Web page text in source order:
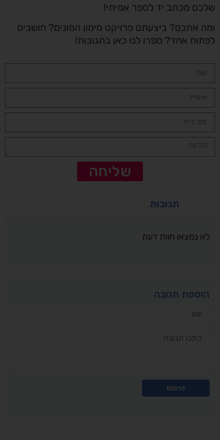
שלכם מכתב יד לספר אמיתי!
ומה אתכם? ביצעתם פרויקט מימון המונים? חושבים
לפתוח אחד? ספרו לנו כאן בתגובות!
שליחה
תגובות
לא נמצאו חוות דעת
הוספת תגובה
פרסום